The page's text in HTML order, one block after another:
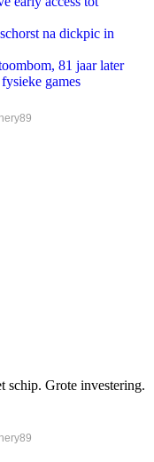
na dickpic in
81 jaar later
games
schip. Grote investering.